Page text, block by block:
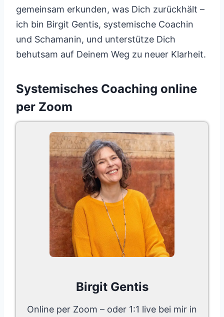
gemeinsam erkunden, was Dich zurückhält –
ich bin Birgit Gentis, systemische Coachin
und Schamanin, und unterstütze Dich
behutsam auf Deinem Weg zu neuer Klarheit.
Systemisches Coaching online
per Zoom
Birgit Gentis
Online per Zoom – oder 1:1 live bei mir in